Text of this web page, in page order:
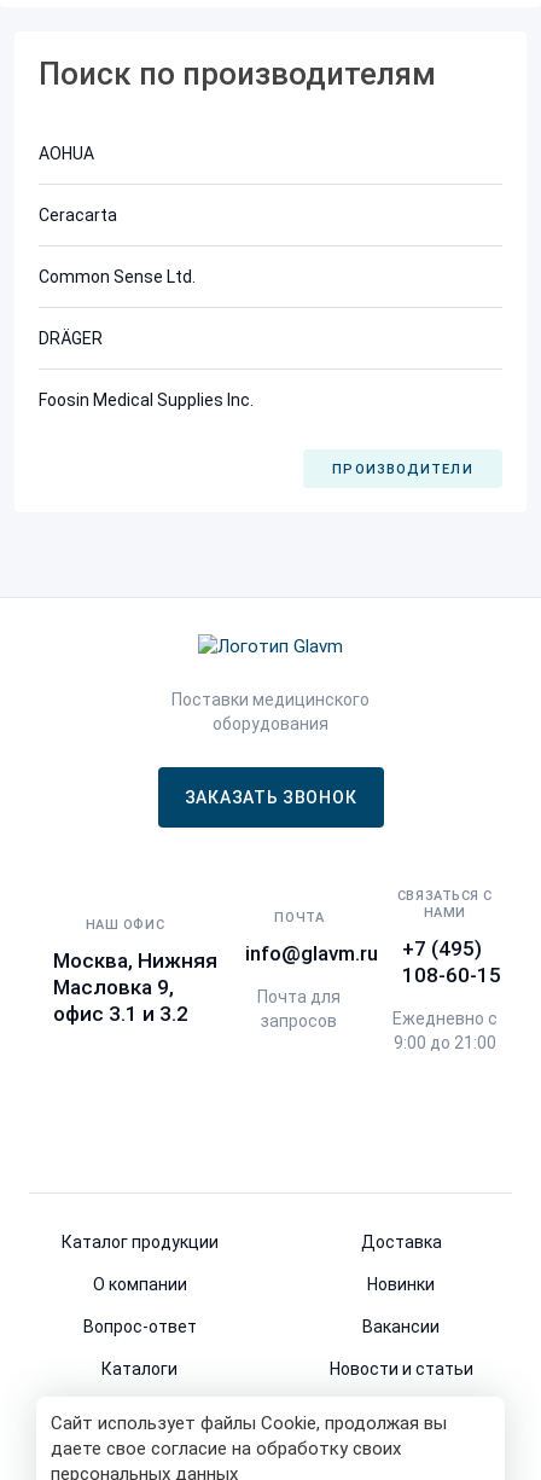
Сайт использует файлы Cookie, продолжая вы
даете свое согласие на обработку своих
персональных данных
Поиск по производителям
AOHUA
Ceracarta
Common Sense Ltd.
DRÄGER
Foosin Medical Supplies Inc.
ПРОИЗВОДИТЕЛИ
Поставки медицинского
оборудования
ЗАКАЗАТЬ ЗВОНОК
НАШ ОФИС
Москва, Нижняя
Масловка 9,
офис 3.1 и 3.2
ПОЧТА
info@glavm.ru
Почта для
запросов
СВЯЗАТЬСЯ С
НАМИ
+7 (495)
108-60-15
Ежедневно с
9:00 до 21:00
Каталог продукции Доставка
О компании Новинки
Вопрос-ответ Вакансии
Каталоги Новости и статьи